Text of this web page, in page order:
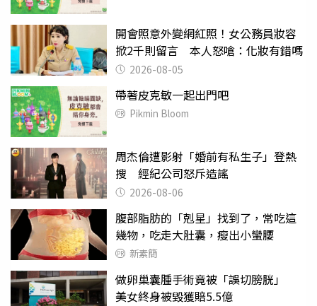
開會照意外變網紅照！女公務員妝容
掀2千則留言 本人怒嗆：化妝有錯嗎
2026-08-05
帶著皮克敏一起出門吧
Pikmin Bloom
周杰倫遭影射「婚前有私生子」登熱
搜 經紀公司怒斥造謠
2026-08-06
腹部脂肪的「剋星」找到了，常吃這
幾物，吃走大肚囊，瘦出小蠻腰
新素簡
做卵巢囊腫手術竟被「誤切膀胱」
美女終身被毀獲賠5.5億